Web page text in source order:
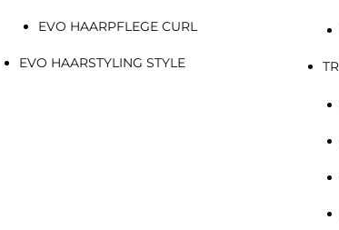
EVO HAARPFLEGE CURL
EVO HAARSTYLING STYLE